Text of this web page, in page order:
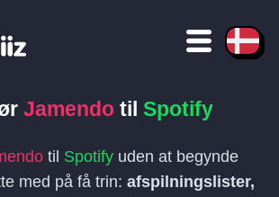
Jamendotil Spotify
til Spotifyuden at begynde
med på få trin: afspilningslister,